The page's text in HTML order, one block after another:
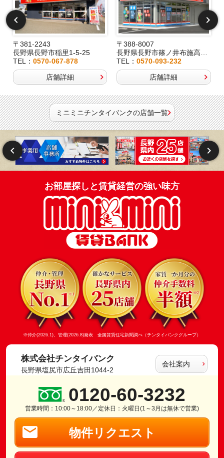
〒381-2243
長野県長野市稲里1-5-25
TEL：0570-067-878
店舗詳細
〒388-8007
長野県長野市篠ノ井布施高田407-8
TEL：0570-093-232
店舗詳細
ミニミニチンタイバンクの店舗一覧
お部屋探しと賃貸経営の強い味方
※仲介(2026.1)、管理(2026.8)発表 全国賃貸住宅新聞調べ（チンタイバンクグループ）
株式会社チンタイバンク
長野県塩尻市広丘吉田1044-2
会社案内
0120-60-3232
営業時間：10:00～18:00／定休日：火曜日(1～3月は無休で営業)
物件リクエスト